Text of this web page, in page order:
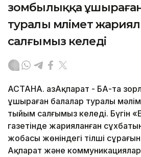
зомбылыққа
туралы мәлімет
салғымыз келеді
АСТАНА. ҚазАқпарат - БАҚ-та
ұшыраған балалар туралы
тыйым салғымыз келеді. Бүгін
газетінде жарияланған
жобасы жөніндегі тілші
Ақпарат және